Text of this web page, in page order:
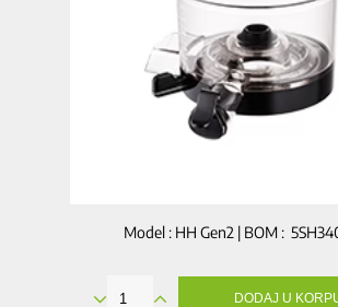
Model : HH Gen2 | BOM :
DODAJ U